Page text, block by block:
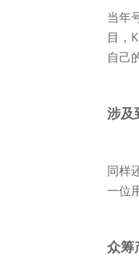
当年
目，
自己
涉及
同样
一位
众筹